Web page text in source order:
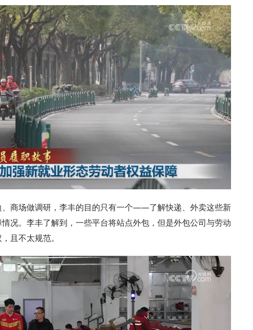
商场做调研，李丰的目的只有一个——了解快递、外卖这些新
况。李丰了解到，一些平台将站点外包，但是外包公司与劳动
且不太规范。